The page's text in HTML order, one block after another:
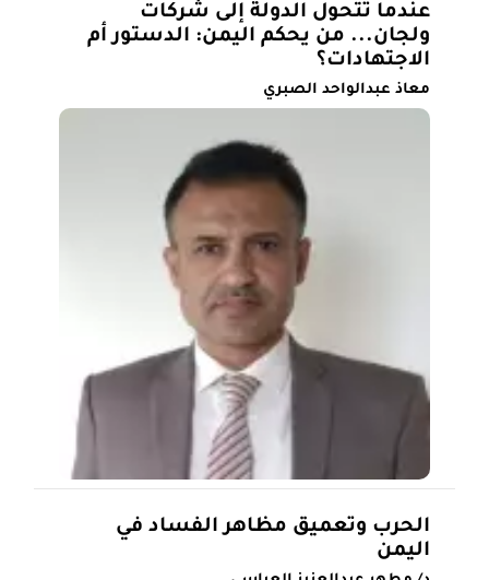
عندما تتحول الدولة إلى شركات
ولجان... من يحكم اليمن: الدستور أم
الاجتهادات؟
معاذ عبدالواحد الصبري
الحرب وتعميق مظاهر الفساد في
اليمن